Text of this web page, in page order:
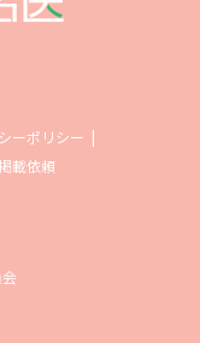
ーポリシー
載依頼